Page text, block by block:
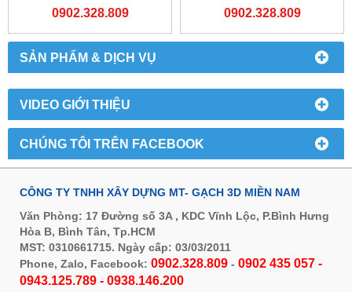
SẢN PHẨM & DỊCH VỤ
VIDEO GIỚI THIỆU
CHÚNG TÔI TRÊN FACEBOOK
0902.328.809 0902.328.809
CÔNG TY TNHH XÂY DỰNG MT- GẠCH 3D MIỀN NAM
Văn Phòng: 17 Đường số 3A , KDC Vĩnh Lộc, P.Bình Hưng
Hòa B, Bình Tân, Tp.HCM
MST: 0310661715. Ngày cấp: 03/03/2011
Phone, Zalo, Facebook: 0902.328.809 - 0902 435 057 -
0943.125.789 - 0938.146.200